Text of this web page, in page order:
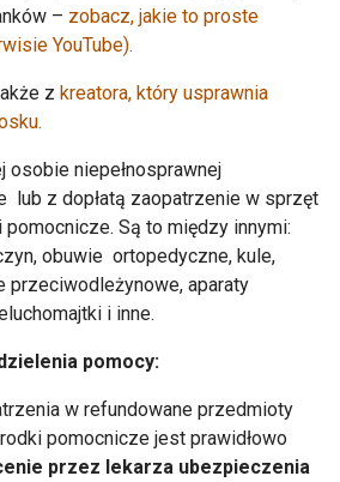
– zobacz, jakie to proste
YouTube).
z kreatora, który usprawnia
osobie niepełnosprawnej
lub z dopłatą zaopatrzenie w sprzęt
Są to między innymi:
obuwie ortopedyczne, kule,
przeciwodleżynowe, aparaty
i inne.
pomocy:
w refundowane przedmioty
pomocnicze jest prawidłowo
przez lekarza ubezpieczenia